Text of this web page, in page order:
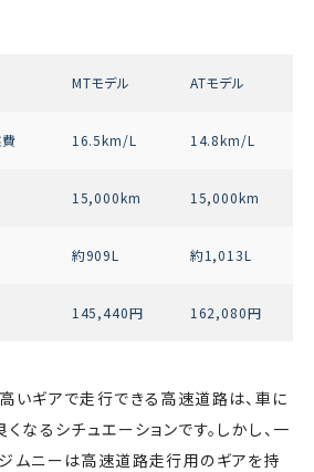
MTモデル ATモデル
16.5km/L 14.8km/L
15,000km 15,000km
約909L 約1,013L
145,440円 162,080円
いギアで走行できる高速道路は、車に
なるシチュエーションです。しかし、一
ムニーは高速道路走行用のギアを持